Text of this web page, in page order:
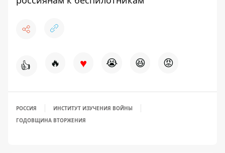
👍 🔥 ♥ 😭 😆 😡
РОССИЯ
ИНСТИТУТ ИЗУЧЕНИЯ ВОЙНЫ
ГОДОВЩИНА ВТОРЖЕНИЯ